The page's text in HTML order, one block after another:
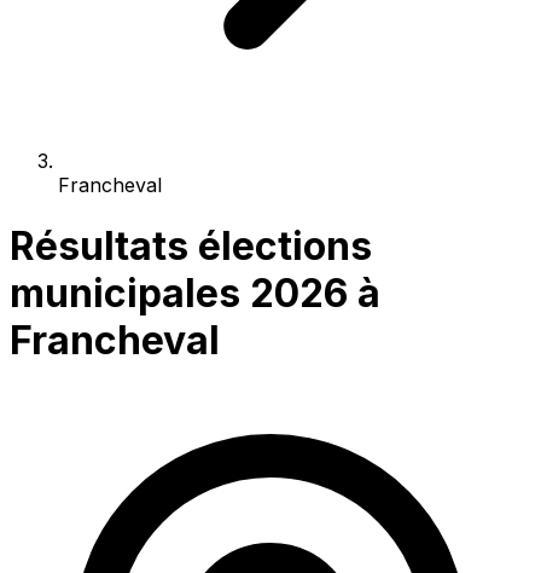
Francheval
Résultats élections
municipales 2026 à
Francheval